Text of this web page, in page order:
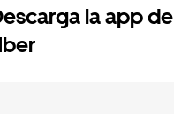
la app de